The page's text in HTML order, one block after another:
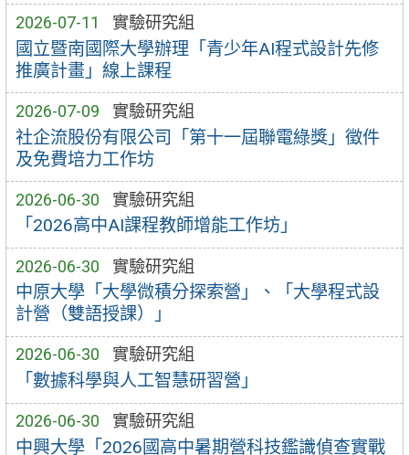
2026-07-11 實驗研究組
國立暨南國際大學辦理「青少年AI程式設計先修
推廣計畫」線上課程
2026-07-09 實驗研究組
社企流股份有限公司「第十一屆聯電綠獎」徵件
及免費培力工作坊
2026-06-30 實驗研究組
「2026高中AI課程教師增能工作坊」
2026-06-30 實驗研究組
中原大學「大學微積分探索營」、「大學程式設
計營（雙語授課）」
2026-06-30 實驗研究組
「數據科學與人工智慧研習營」
2026-06-30 實驗研究組
中興大學「2026國高中暑期營科技鑑識偵查實戰